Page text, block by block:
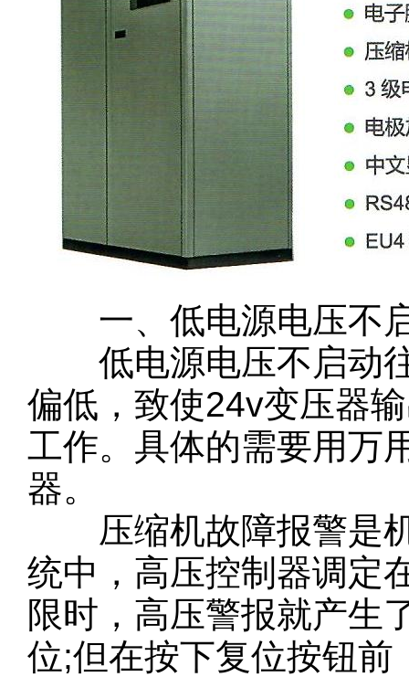
一、低电源电压不
低电源电压不启动往
偏低，致使24v变压器
工作。具体的需要用万
器。
压缩机故障报警是机
统中，高压控制器调定
限时，高压警报就产生
位;但在按下复位按钮